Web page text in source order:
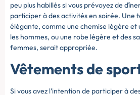
peu plus habillés si vous prévoyez de
participer à des activités en soirée. Une
élégante, comme une chemise légère et
les hommes, ou une robe légère et des
femmes, serait appropriée.
Vêtements de
Si vous avez l’intention de participer à